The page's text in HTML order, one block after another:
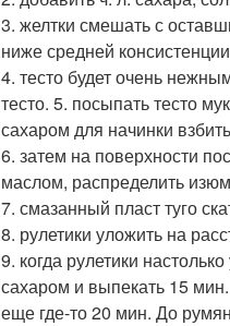
3. желтки смешать с
ниже средней
4. тесто будет очень
тесто. 5. посыпать тесто
сахаром для начинки
6. затем на поверхности
маслом, распределить
7. смазанный пласт туго
8. рулетики уложить на
9. когда рулетики
сахаром и выпекать 15
еще где-то 20 мин. До